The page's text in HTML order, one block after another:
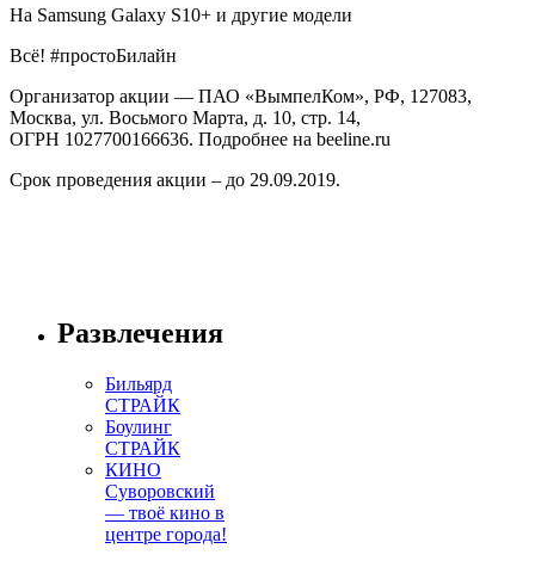
На Samsung Galaxy S10+ и другие модели
Всё! #простоБилайн
Организатор акции — ПАО «ВымпелКом», РФ, 127083,
Москва, ул. Восьмого Марта, д. 10, стр. 14,
ОГРН 1027700166636. Подробнее на beeline.ru
Срок проведения акции – до 29.09.2019.
Развлечения
Бильярд
СТРАЙК
Боулинг
СТРАЙК
КИНО
Суворовский
— твоё кино в
центре города!